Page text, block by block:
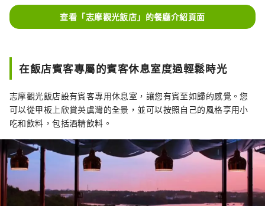
查看「志摩觀光飯店」的餐廳介紹頁面
在飯店賓客專屬的賓客休息室度過輕鬆時光
志摩觀光飯店設有賓客專用休息室，讓您有賓至如歸的感覺。您
可以從甲板上欣賞英虞灣的全景，並可以按照自己的風格享用小
吃和飲料，包括酒精飲料。